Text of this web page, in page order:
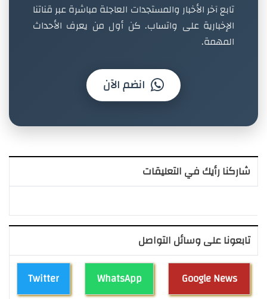
تابع آخر الأخبار والمستجدات العاجلة مباشرة عبر قناتنا
الإخبارية على واتساب. كن أول من يعرف الأحداث
المهمة.
انضم الآن
شاركنا رأيك في التعليقات
تابعونا على وسائل التواصل
Twitter WhatsApp Google News